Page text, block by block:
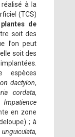
à la
(TCS)
plantes de
soit des
l’on peut
soit des
espèces
dactylon,
cordata,
Impatience
en zone
; à
unguiculata,